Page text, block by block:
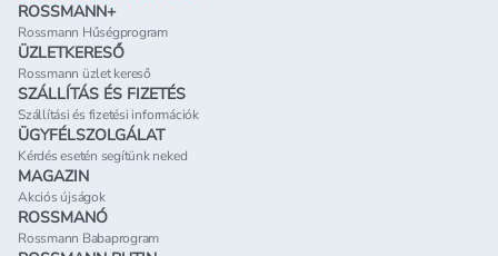
ROSSMANN+
Rossmann Hűségprogram
ÜZLETKERESŐ
Rossmann üzlet kereső
SZÁLLÍTÁS ÉS FIZETÉS
Szállítási és fizetési információk
ÜGYFÉLSZOLGÁLAT
Kérdés esetén segítünk neked
MAGAZIN
Akciós újságok
ROSSMANÓ
Rossmann Babaprogram